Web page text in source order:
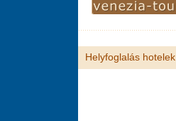
Helyfoglalás hotelek